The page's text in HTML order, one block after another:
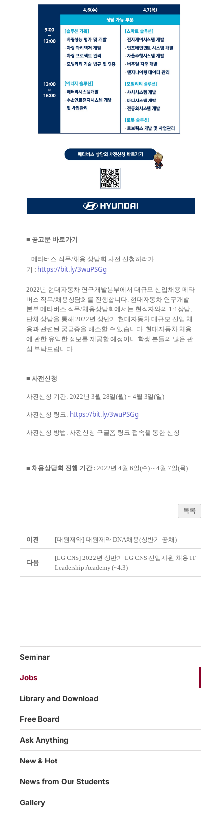
■ 공고문 바로가기
· 메타버스 직무/채용 상담회 사전 신청하러가
기 : https://bit.ly/3wuPSGg
2022년 현대자동차 연구개발본부에서 대규모 신입채용 메타
버스 직무/채용상담회를 진행합니다. 현대자동차 연구개발
본부 메타버스 직무/채용상담회에서는 현직자와의 1:1상담,
단체 상담을 통해 2022년 상반기 현대자동차 대규모 신입 채
용과 관련된 궁금증을 해소할 수 있습니다. 현대자동차 채용
에 관한 유익한 정보를 제공할 예정이니 학생 분들의 많은 관
심 부탁드립니다.
■ 사전신청
사전신청 기간: 2022년 3월 28일(월) ~ 4월 3일(일)
사전신청 링크: https://bit.ly/3wuPSGg
사전신청 방법 : 사전신청 구글폼 링크 접속을 통한 신청
■ 채용상담회 진행 기간: 2022년 4월 6일(수) ~ 4월 7일(목)
목록
이전 [대원제약] 대원제약 DNA채용(상반기 공채)
다음
[LG CNS] 2022년 상반기 LG CNS 신입사원 채용 IT
Leadership Academy (~4.3)
Seminar
Jobs
Library and Download
Free Board
Ask Anything
New & Hot
News from Our Students
Gallery